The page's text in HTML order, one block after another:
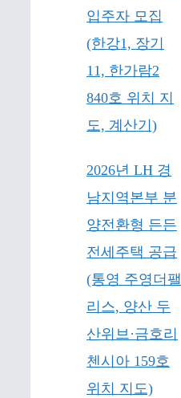
입주자 모집
(한강1, 장기
11, 한가람2
840호 위치 지
도, 계산기)
2026년 LH 경
남지역본부 분
양전환형 든든
전세주택 공급
(통영 주영더팰
리스, 양산 두
산위브·금호리
첸시아 159호
위치 지도)